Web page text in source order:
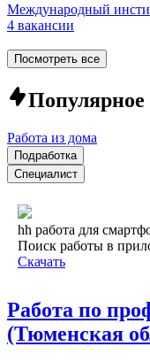
Международный
4 вакансии
Посмотреть все
Популярное
Работа из дома
Подработка
Специалист
hh работа для
Поиск работы в
Скачать
Работа по
(Тюменская